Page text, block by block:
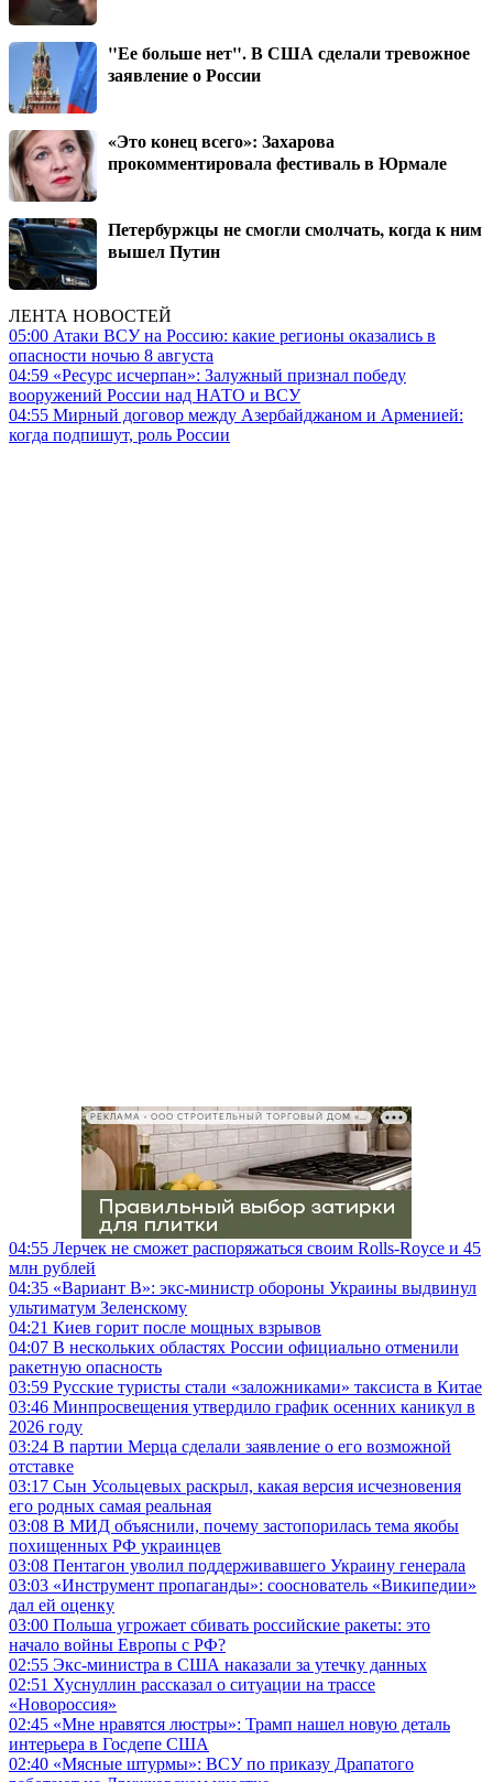
"Ее больше нет". В США сделали тревожное
заявление о России
«Это конец всего»: Захарова
прокомментировала фестиваль в Юрмале
Петербуржцы не смогли смолчать, когда к ним
вышел Путин
ЛЕНТА НОВОСТЕЙ
05:00 Атаки ВСУ на Россию: какие регионы оказались в
опасности ночью 8 августа
04:59 «Ресурс исчерпан»: Залужный признал победу
вооружений России над НАТО и ВСУ
04:55 Мирный договор между Азербайджаном и Арменией:
когда подпишут, роль России
РЕКЛАМА • ООО СТРОИТЕЛЬНЫЙ ТОРГОВЫЙ ДОМ «ПЕТРОВИЧ», ИНН 7802348846
04:55 Лерчек не сможет распоряжаться своим Rolls-Royce и 45
млн рублей
04:35 «Вариант B»: экс-министр обороны Украины выдвинул
ультиматум Зеленскому
04:21 Киев горит после мощных взрывов
04:07 В нескольких областях России официально отменили
ракетную опасность
03:59 Русские туристы стали «заложниками» таксиста в Китае
03:46 Минпросвещения утвердило график осенних каникул в
2026 году
03:24 В партии Мерца сделали заявление о его возможной
отставке
03:17 Сын Усольцевых раскрыл, какая версия исчезновения
его родных самая реальная
03:08 В МИД объяснили, почему застопорилась тема якобы
похищенных РФ украинцев
03:08 Пентагон уволил поддерживавшего Украину генерала
03:03 «Инструмент пропаганды»: сооснователь «Википедии»
дал ей оценку
03:00 Польша угрожает сбивать российские ракеты: это
начало войны Европы с РФ?
02:55 Экс-министра в США наказали за утечку данных
02:51 Хуснуллин рассказал о ситуации на трассе
«Новороссия»
02:45 «Мне нравятся люстры»: Трамп нашел новую деталь
интерьера в Госдепе США
02:40 «Мясные штурмы»: ВСУ по приказу Драпатого